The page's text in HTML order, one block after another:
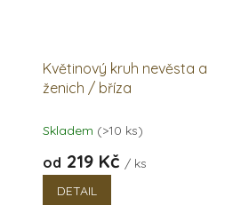
Květinový kruh nevěsta a
ženich / bříza
Skladem (>10 ks)
od 219 Kč / ks
DETAIL